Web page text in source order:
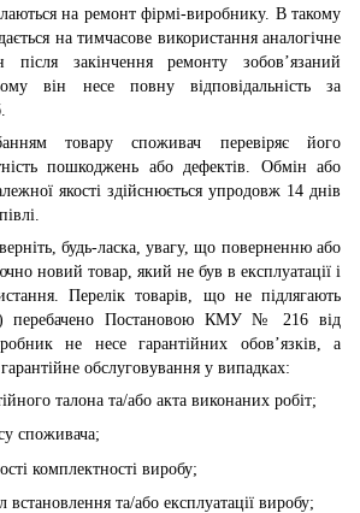
на ремонт фірмі-виробнику. В такому
на тимчасове використання аналогічне
після закінчення ремонту зобов’язаний
він несе повну відповідальність за
товару споживач перевіряє його
пошкоджень або дефектів. Обмін або
якості здійснюється упродовж 14 днів
будь-ласка, увагу, що поверненню або
новий товар, який не був в експлуатації і
Перелік товарів, що не підлягають
перебачено Постановою КМУ № 216 від
не несе гарантійних обов’язків, а
обслуговування у випадках:
талона та/або акта виконаних робіт;
споживача;
комплектності виробу;
та/або експлуатації виробу;